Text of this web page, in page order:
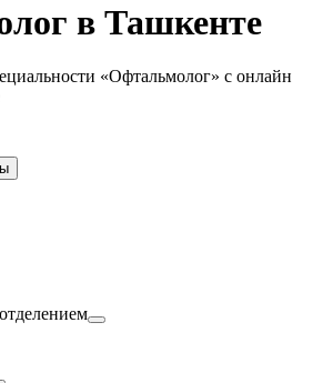
в Ташкенте
«Офтальмолог» с онлайн